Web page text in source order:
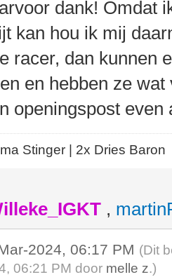
dank! Omdat
kan hou ik mij
racer, dan kunnen
en hebben ze
openingspost even
Stinger | 2x Dries Baron
,
2024, 06:17 PM (Dit
06:21 PM door melle z.)